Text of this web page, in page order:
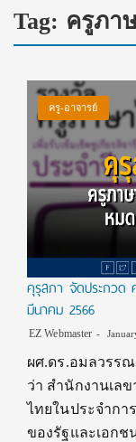
Tag: ครูภา
ครู-อาจารย์
คุรุสภา จัดประกวด
มีนาคม 2566
EZ Webmaster
ผศ.ดร.อมลวรร
ว่า สำนักงานเล
ไทยในประจำกา
ของรัฐและเอก